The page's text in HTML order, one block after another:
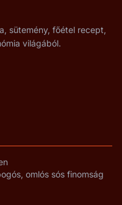
sütemény, főétel recept,
világából.
omlós sós finomság